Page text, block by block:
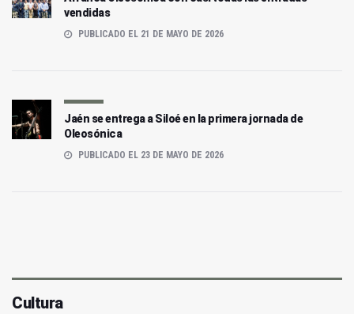
vendidas
PUBLICADO EL 21 DE MAYO DE 2026
Jaén se entrega a Siloé en la primera jornada de
Oleosónica
PUBLICADO EL 23 DE MAYO DE 2026
Cultura